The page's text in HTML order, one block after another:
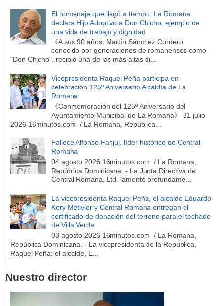
El homenaje que llegó a tiempo: La Romana
declara Hijo Adoptivo a Don Chicho, ejemplo de
una vida de trabajo y dignidad
《A sus 90 años, Martín Sánchez Cordero,
conocido por generaciones de romanenses como
"Don Chicho", recibió una de las más altas di...
Vicepresidenta Raquel Peña participa en
celebración 125º Aniversario Alcaldía de La
Romana
《Conmemoración del 125º Aniversario del
Ayuntamiento Municipal de La Romana》 31 julio
2026 16minutos.com / La Romana, República...
Fallece Alfonso Fanjul, líder histórico de Central
Romana
04 agosto 2026 16minutos.com / La Romana,
República Dominicana. - La Junta Directiva de
Central Romana, Ltd. lamentó profundame...
La vicepresidenta Raquel Peña, el alcalde Eduardo
Kery Metivier y Central Romana entregan el
certificado de donación del terreno para el techado
de Villa Verde
03 agosto 2026 16minutos.com / La Romana,
República Dominicana. - La vicepresidenta de la República,
Raquel Peña; el alcalde, E...
Nuestro director